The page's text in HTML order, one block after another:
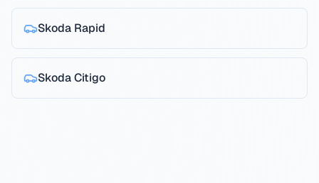
Skoda Rapid
SkodaCitigo